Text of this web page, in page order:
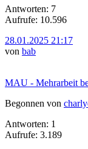
Antworten: 7
Aufrufe: 10.596
28.01.2025 21:17
von bab
MAU - Mehrarbeit
Begonnen von
Antworten: 1
Aufrufe: 3.189